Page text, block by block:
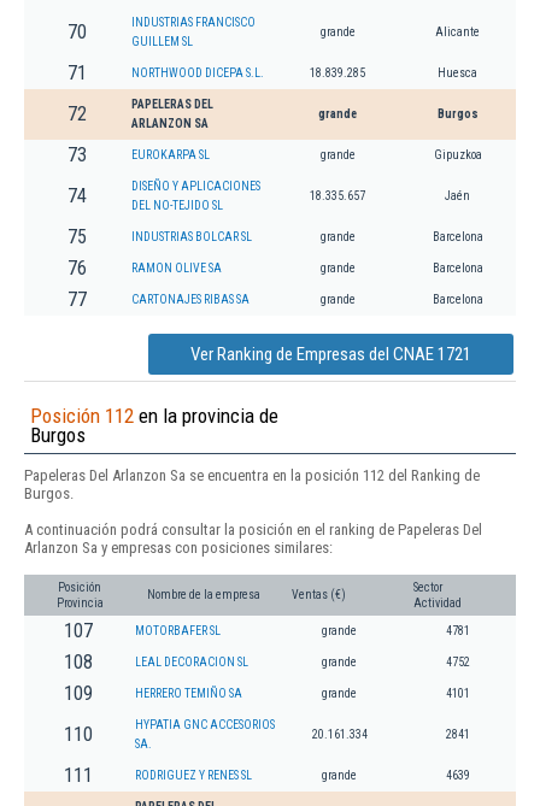
70
INDUSTRIAS FRANCISCO
GUILLEM SL
grande Alicante
71 NORTHWOOD DICEPA S.L. 18.839.285 Huesca
72
PAPELERAS DEL
ARLANZON SA
grande Burgos
73 EUROKARPA SL grande Gipuzkoa
74
DISEÑO Y APLICACIONES
DEL NO-TEJIDO SL
18.335.657 Jaén
75 INDUSTRIAS BOLCAR SL grande Barcelona
76 RAMON OLIVE SA grande Barcelona
77 CARTONAJES RIBAS SA grande Barcelona
Ver Ranking de Empresas del CNAE 1721
Posición 112 en la provincia de
Burgos
Papeleras Del Arlanzon Sa se encuentra en la posición 112 del Ranking de
Burgos.
A continuación podrá consultar la posición en el ranking de Papeleras Del
Arlanzon Sa y empresas con posiciones similares:
Posición
Provincia
Nombre de la empresa Ventas (€)
Sector
Actividad
107 MOTORBAFER SL grande 4781
108 LEAL DECORACION SL grande 4752
109 HERRERO TEMIÑO SA grande 4101
110
HYPATIA GNC ACCESORIOS
SA.
20.161.334 2841
111 RODRIGUEZ Y RENES SL grande 4639